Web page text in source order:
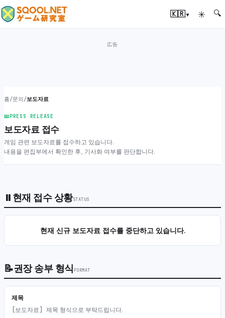
🇰🇷▾ ☀ 🔍
홈/문의/보도자료
📧PRESS RELEASE
보도자료 접수
게임 관련 보도자료를 접수하고 있습니다.
내용을 편집부에서 확인한 후, 기사화 여부를 판단합니다.
⏸현재 접수 상황STATUS
현재 신규 보도자료 접수를 중단하고 있습니다.
📝권장 송부 형식 FORMAT
제목
[보도자료] 제목 형식으로 부탁드립니다.